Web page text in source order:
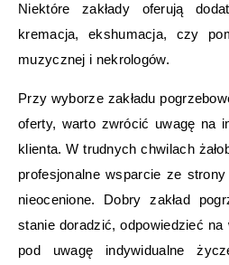
Niektóre zakłady oferują
kremacja, ekshumacja, czy
muzycznej i nekrologów.
Przy wyborze zakładu
oferty, warto zwrócić uwagę na
klienta. W trudnych chwilach
profesjonalne wsparcie ze
nieocenione. Dobry zakład
stanie doradzić, odpowiedzieć
pod uwagę indywidualne